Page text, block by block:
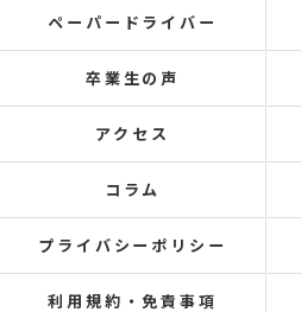
ペーパードライバー
卒業生の声
アクセス
コラム
プライバシーポリシー
利用規約・免責事項